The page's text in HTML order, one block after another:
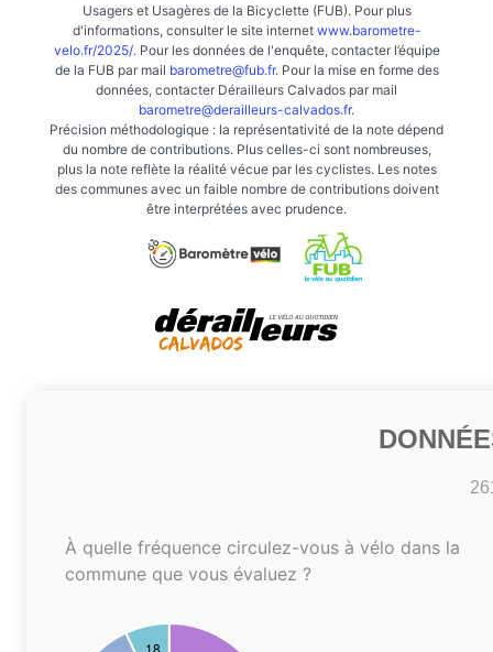
Usagers et Usagères de la Bicyclette (FUB). Pour plus
d'informations, consulter le site internet www.barometre-
velo.fr/2025/. Pour les données de l'enquête, contacter l’équipe
de la FUB par mail barometre@fub.fr. Pour la mise en forme des
données, contacter Dérailleurs Calvados par mail
barometre@derailleurs-calvados.fr.
Précision méthodologique : la représentativité de la note dépend
du nombre de contributions. Plus celles-ci sont nombreuses,
plus la note reflète la réalité vécue par les cyclistes. Les notes
des communes avec un faible nombre de contributions doivent
être interprétées avec prudence.
À quelle fréquence circulez-vous à vélo dans la
commune que vous évaluez ?